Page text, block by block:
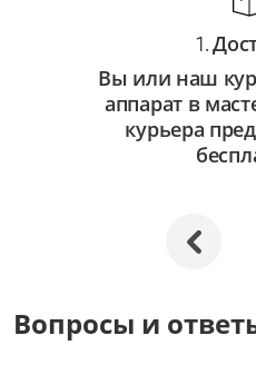
1.
Вы или наш
аппарат в
курьера
Вопросы и